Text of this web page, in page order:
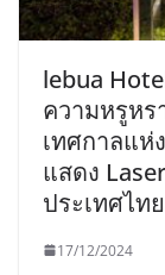
lebua
ความหรูหร
เทศกาลแห่
แสดง
ประเทศไทย
17/12/2024